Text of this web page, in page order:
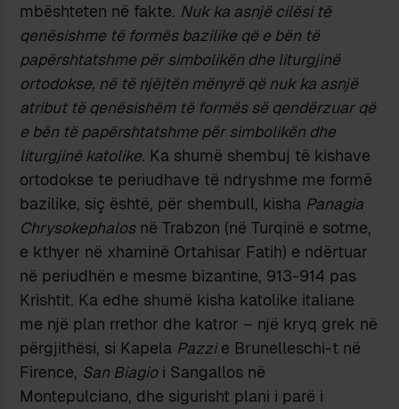
mbështeten në fakte. Nuk ka asnjë cilësi të
qenësishme të formës bazilike që e bën të
papërshtatshme për simbolikën dhe liturgjinë
ortodokse, në të njëjtën mënyrë që nuk ka asnjë
atribut të qenësishëm të formës së qendërzuar që
e bën të papërshtatshme për simbolikën dhe
liturgjinë katolike. Ka shumë shembuj të kishave
ortodokse te periudhave të ndryshme me formë
bazilike, siç është, për shembull, kisha Panagia
Chrysokephalosnë Trabzon (në Turqinë e sotme,
e kthyer në xhaminë Ortahisar Fatih) e ndërtuar
në periudhën e mesme bizantine, 913-914 pas
Krishtit. Ka edhe shumë kisha katolike italiane
me një plan rrethor dhe katror – një kryq grek në
përgjithësi, si Kapela Pazzie Brunelleschi-t në
Firence, San Biagioi Sangallos në
Montepulciano, dhe sigurisht plani i parë i